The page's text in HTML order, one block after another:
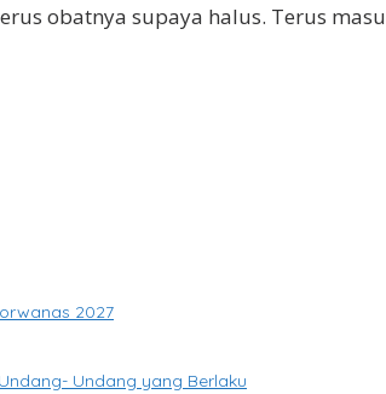
obatnya supaya halus. Terus
2027
Undang yang Berlaku